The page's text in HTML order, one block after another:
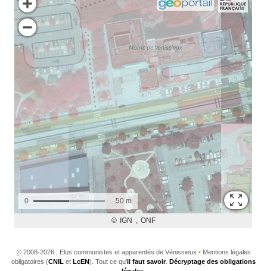
©2008-2026 , Elus communistes et apparentés de Vénissieux •Mentions légales
obligatoires (CNIL et LcEN). Tout ce qu’il faut savoir. Décryptage des obligations